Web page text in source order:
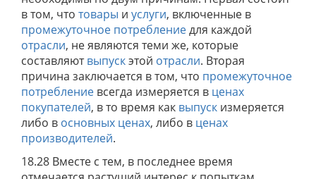
в том, что товары и услуги, включенные в
промежуточное потреблениедля каждой
отрасли, не являются теми же, которые
составляютвыпускэтой отрасли. Вторая
причина заключается в том, что промежуточное
потребление всегда измеряется в ценах
покупателей, в то время как выпуск измеряется
либо в основных ценах, либо в ценах
производителей.
18.28 Вместе с тем, в последнее время